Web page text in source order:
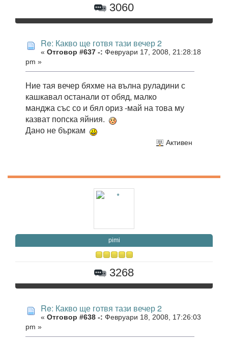
3060
Re: Какво ще готвя тази вечер 2
« Отговор #637 -: Февруари 17, 2008, 21:28:18
pm »
Ние тая вечер бяхме на вълна руладини с
кашкавал останали от обяд, малко
манджа със со и бял ориз -май на това му
казват попска яйния.
Дано не бъркам
Активен
pimi
3268
Re: Какво ще готвя тази вечер 2
« Отговор #638 -: Февруари 18, 2008, 17:26:03
pm »